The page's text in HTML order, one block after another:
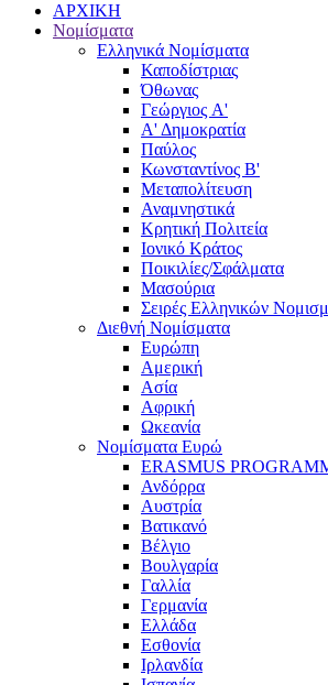
ΑΡΧΙΚΗ
Νομίσματα
Ελληνικά Νομίσματα
Καποδίστριας
Όθωνας
Γεώργιος A'
Α' Δημοκρατία
Παύλος
Κωνσταντίνος Β'
Μεταπολίτευση
Αναμνηστικά
Κρητική Πολιτεία
Ιονικό Κράτος
Ποικιλίες/Σφάλματα
Μασούρια
Σειρές Ελληνικών
Διεθνή Νομίσματα
Ευρώπη
Αμερική
Ασία
Αφρική
Ωκεανία
Νομίσματα Ευρώ
ERASMUS
Ανδόρρα
Αυστρία
Βατικανό
Βέλγιο
Βουλγαρία
Γαλλία
Γερμανία
Ελλάδα
Εσθονία
Ιρλανδία